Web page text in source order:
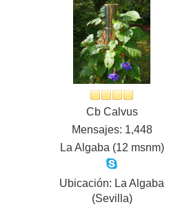
Cb Calvus
Mensajes: 1,448
La Algaba (12 msnm)
Ubicación: La Algaba
(Sevilla)